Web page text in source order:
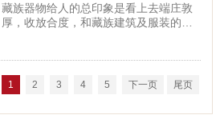
藏族器物给人的总印象是看上去端庄敦
厚，收放合度，和藏族建筑及服装的特
1 2 3 4 5 下一页 尾页